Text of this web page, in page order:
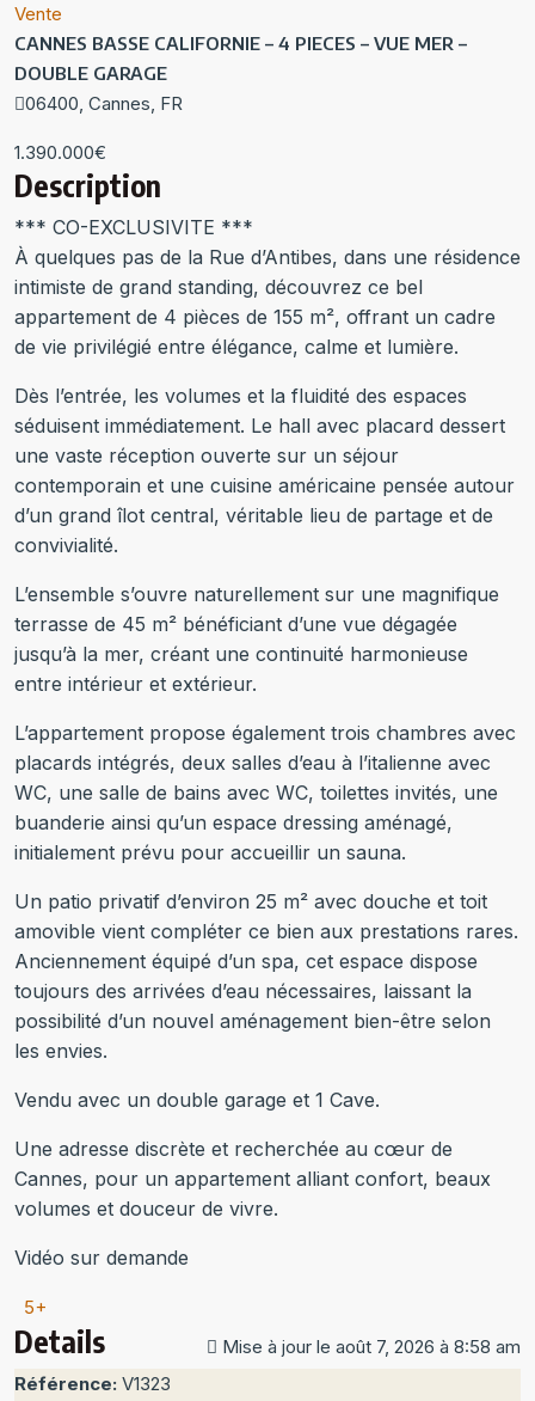
Vente
CANNES BASSE CALIFORNIE – 4 PIECES – VUE MER –
DOUBLE GARAGE
06400, Cannes, FR
1.390.000€
Description
*** CO-EXCLUSIVITE ***
À quelques pas de la Rue d’Antibes, dans une résidence
intimiste de grand standing, découvrez ce bel
appartement de 4 pièces de 155 m², offrant un cadre
de vie privilégié entre élégance, calme et lumière.
Dès l’entrée, les volumes et la fluidité des espaces
séduisent immédiatement. Le hall avec placard dessert
une vaste réception ouverte sur un séjour
contemporain et une cuisine américaine pensée autour
d’un grand îlot central, véritable lieu de partage et de
convivialité.
L’ensemble s’ouvre naturellement sur une magnifique
terrasse de 45 m² bénéficiant d’une vue dégagée
jusqu’à la mer, créant une continuité harmonieuse
entre intérieur et extérieur.
L’appartement propose également trois chambres avec
placards intégrés, deux salles d’eau à l’italienne avec
WC, une salle de bains avec WC, toilettes invités, une
buanderie ainsi qu’un espace dressing aménagé,
initialement prévu pour accueillir un sauna.
Un patio privatif d’environ 25 m² avec douche et toit
amovible vient compléter ce bien aux prestations rares.
Anciennement équipé d’un spa, cet espace dispose
toujours des arrivées d’eau nécessaires, laissant la
possibilité d’un nouvel aménagement bien-être selon
les envies.
Vendu avec un double garage et 1 Cave.
Une adresse discrète et recherchée au cœur de
Cannes, pour un appartement alliant confort, beaux
volumes et douceur de vivre.
Vidéo sur demande
5+
Details
Mise à jour le août 7, 2026 à 8:58 am
Référence: V1323